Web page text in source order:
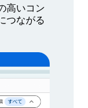
高いコン
つながる